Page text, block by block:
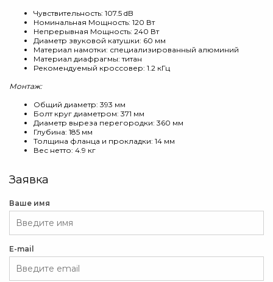
Чувствительность: 107.5 dB
Номинальная Мощность: 120 Вт
Непрерывная Мощность: 240 Вт
Диаметр звуковой катушки: 60 мм
Материал намотки: специализированный алюминий
Материал диафрагмы: титан
Рекомендуемый кроссовер: 1.2 кГц
Монтаж:
Общий диаметр: 393 мм
Болт круг диаметром: 371 мм
Диаметр выреза перегородки: 360 мм
Глубина: 185 мм
Толщина фланца и прокладки: 14 мм
Вес нетто: 4.9 кг
Заявка
Ваше имя
E-mail